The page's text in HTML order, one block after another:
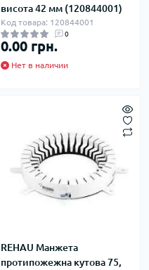
висота 42 мм (120844001)
Код товара: 120844001
0
0.00 грн.
Нет в наличии
REHAU Манжета
протипожежна кутова 75,